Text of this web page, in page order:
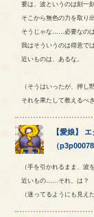
要は、波というのは刻一
そこから無色の力を取り
そうじゃな……必要なのは
我はそういうのは得意で
近いものは、あるな。
（そうはいったが、押し
それを果たして教えるべ
【愛娘】 エ
（
（手を引かれるまま、波
近いもの……それ、は？
（迷ってるようにも見え